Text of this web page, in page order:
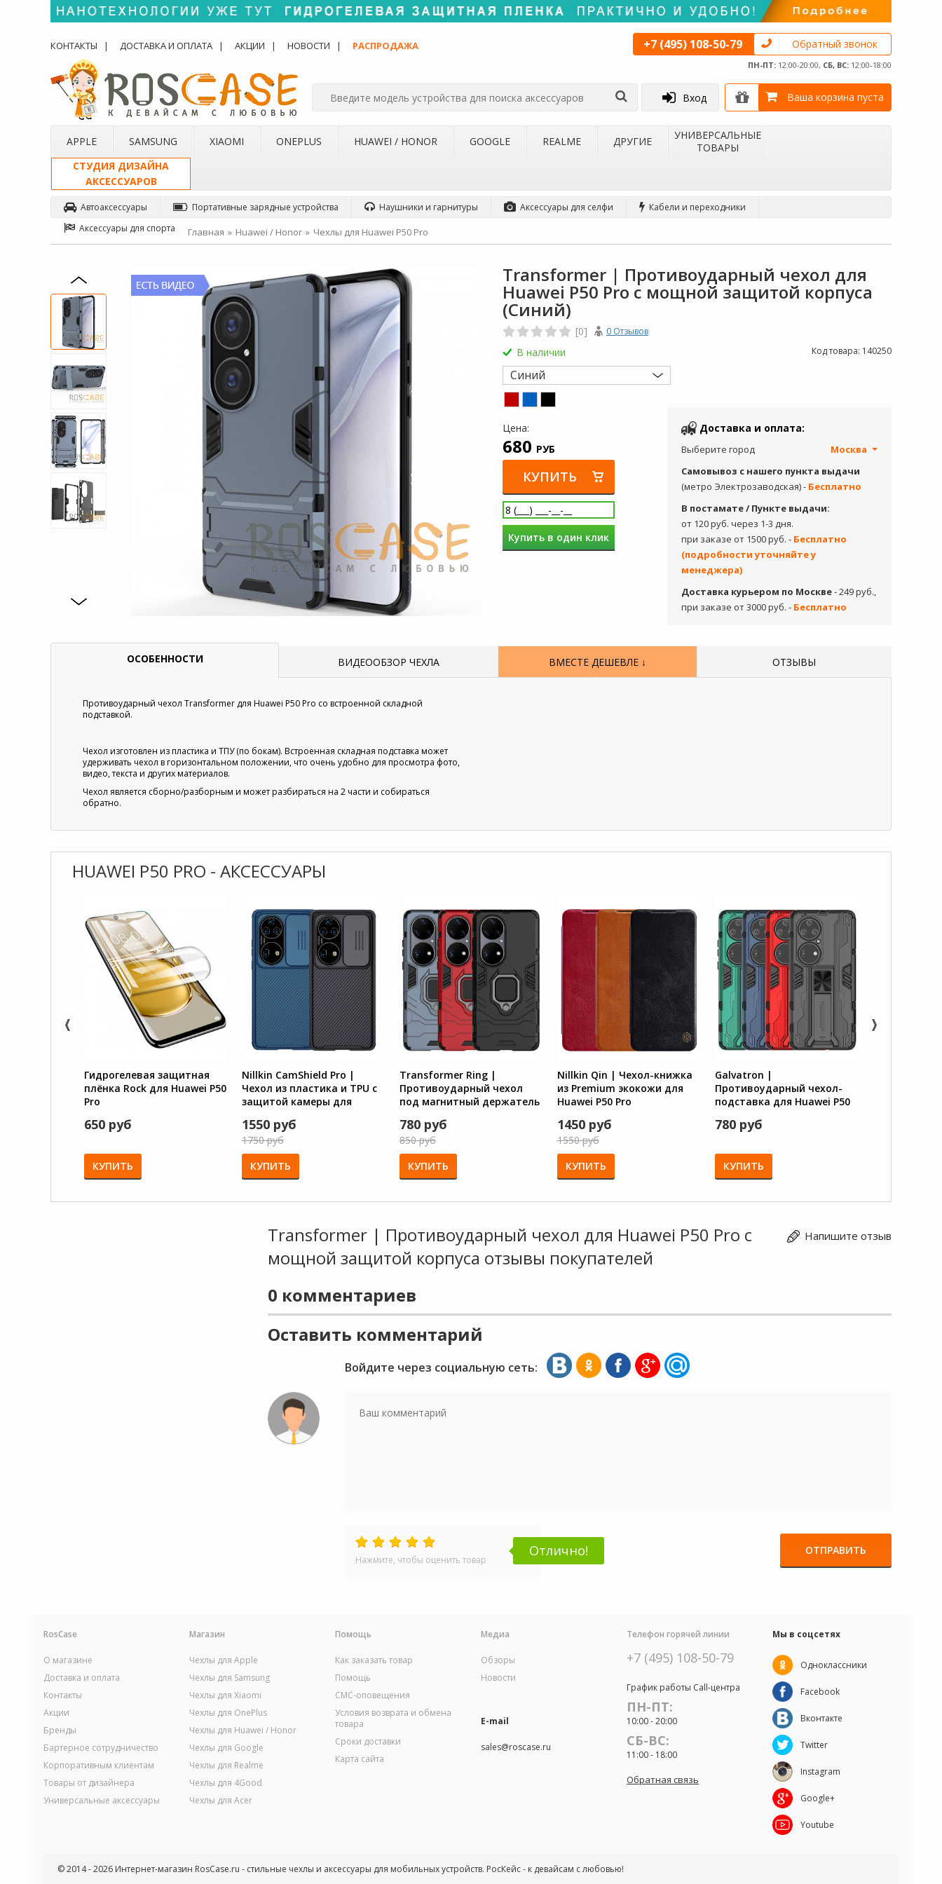
КОНТАКТЫ ДОСТАВКА И ОПЛАТА АКЦИИ НОВОСТИ РАСПРОДАЖА +7 (495) 108-50-79 Обратный звонок
ПН-ПТ: 12:00-20:00, СБ, ВС: 12:00-18:00
Вход Ваша корзина пуста
APPLE SAMSUNG XIAOMI ONEPLUS HUAWEI / HONOR GOOGLE REALME ДРУГИЕ
УНИВЕРСАЛЬНЫЕ
ТОВАРЫ
СТУДИЯ ДИЗАЙНА
АКСЕССУАРОВ
Автоаксессуары Портативные зарядные устройства Наушники и гарнитуры Аксессуары для селфи
Кабели и переходники
Аксессуары для спорта
Главная Huawei / Honor Чехлы для Huawei P50 Pro
Transformer | Противоударный чехол для
Huawei P50 Pro с мощной защитой корпуса
(Синий)
[0] 0 Отзывов
В наличии Код товара: 140250
Синий
Цена:
680 РУБ
КУПИТЬ
Купить в один клик
Доставка и оплата:
Выберите город
Москва
Самовывоз с нашего пункта выдачи
(метро Электрозаводская) - Бесплатно
В постамате / Пункте выдачи:
от 120 руб. через 1-3 дня.
при заказе от 1500 руб. - Бесплатно
(подробности уточняйте у
менеджера)
Доставка курьером по Москве- 249 руб.,
при заказе от 3000 руб. - Бесплатно
ОСОБЕННОСТИ ВИДЕООБЗОР ЧЕХЛА ВМЕСТЕ ДЕШЕВЛЕ ↓ ОТЗЫВЫ
Противоударный чехол Transformer для Huawei P50 Pro со встроенной складной
подставкой.
Чехол изготовлен из пластика и ТПУ (по бокам). Встроенная складная подставка может
удерживать чехол в горизонтальном положении, что очень удобно для просмотра фото,
видео, текста и других материалов.
Чехол является сборно/разборным и может разбираться на 2 части и собираться
обратно.
HUAWEI P50 PRO - АКСЕССУАРЫ
Гидрогелевая защитная
плёнка Rock для Huawei P50
Pro
650 руб
КУПИТЬ
Nillkin CamShield Pro |
Чехол из пластика и TPU с
защитой камеры для
1550 руб
1750 руб
КУПИТЬ
Transformer Ring |
Противоударный чехол
под магнитный держатель
780 руб
850 руб
КУПИТЬ
Nillkin Qin | Чехол-книжка
из Premium экокожи для
Huawei P50 Pro
1450 руб
1550 руб
КУПИТЬ
Galvatron |
Противоударный чехол-
подставка для Huawei P50
780 руб
КУПИТЬ
Transformer | Противоударный чехол для Huawei P50 Pro с
мощной защитой корпуса отзывы покупателей
Напишите отзыв
0 комментариев
Оставить комментарий
Войдите через социальную сеть:
Отлично!
Нажмите, чтобы оценить товар
ОТПРАВИТЬ
RosCase
О магазине
Доставка и оплата
Контакты
Акции
Бренды
Бартерное сотрудничество
Корпоративным клиентам
Товары от дизайнера
Универсальные аксессуары
Магазин
Чехлы для Apple
Чехлы для Samsung
Чехлы для Xiaomi
Чехлы для OnePlus
Чехлы для Huawei / Honor
Чехлы для Google
Чехлы для Realme
Чехлы для 4Good
Чехлы для Acer
Помощь
Как заказать товар
Помощь
СМС-оповещения
Условия возврата и обмена
товара
Сроки доставки
Карта сайта
Медиа
Обзоры
Новости
E-mail
sales@roscase.ru
Телефон горячей линии
+7 (495) 108-50-79
График работы Call-центра
ПН-ПТ:
10:00 - 20:00
СБ-ВС:
11:00 - 18:00
Обратная связь
Мы в соцсетях
Одноклассники
Facebook
Вконтакте
Twitter
Instagram
Google+
Youtube
© 2014 - 2026 Интернет-магазин RosCase.ru - стильные чехлы и аксессуары для мобильных устройств. РосКейс - к девайсам с любовью!